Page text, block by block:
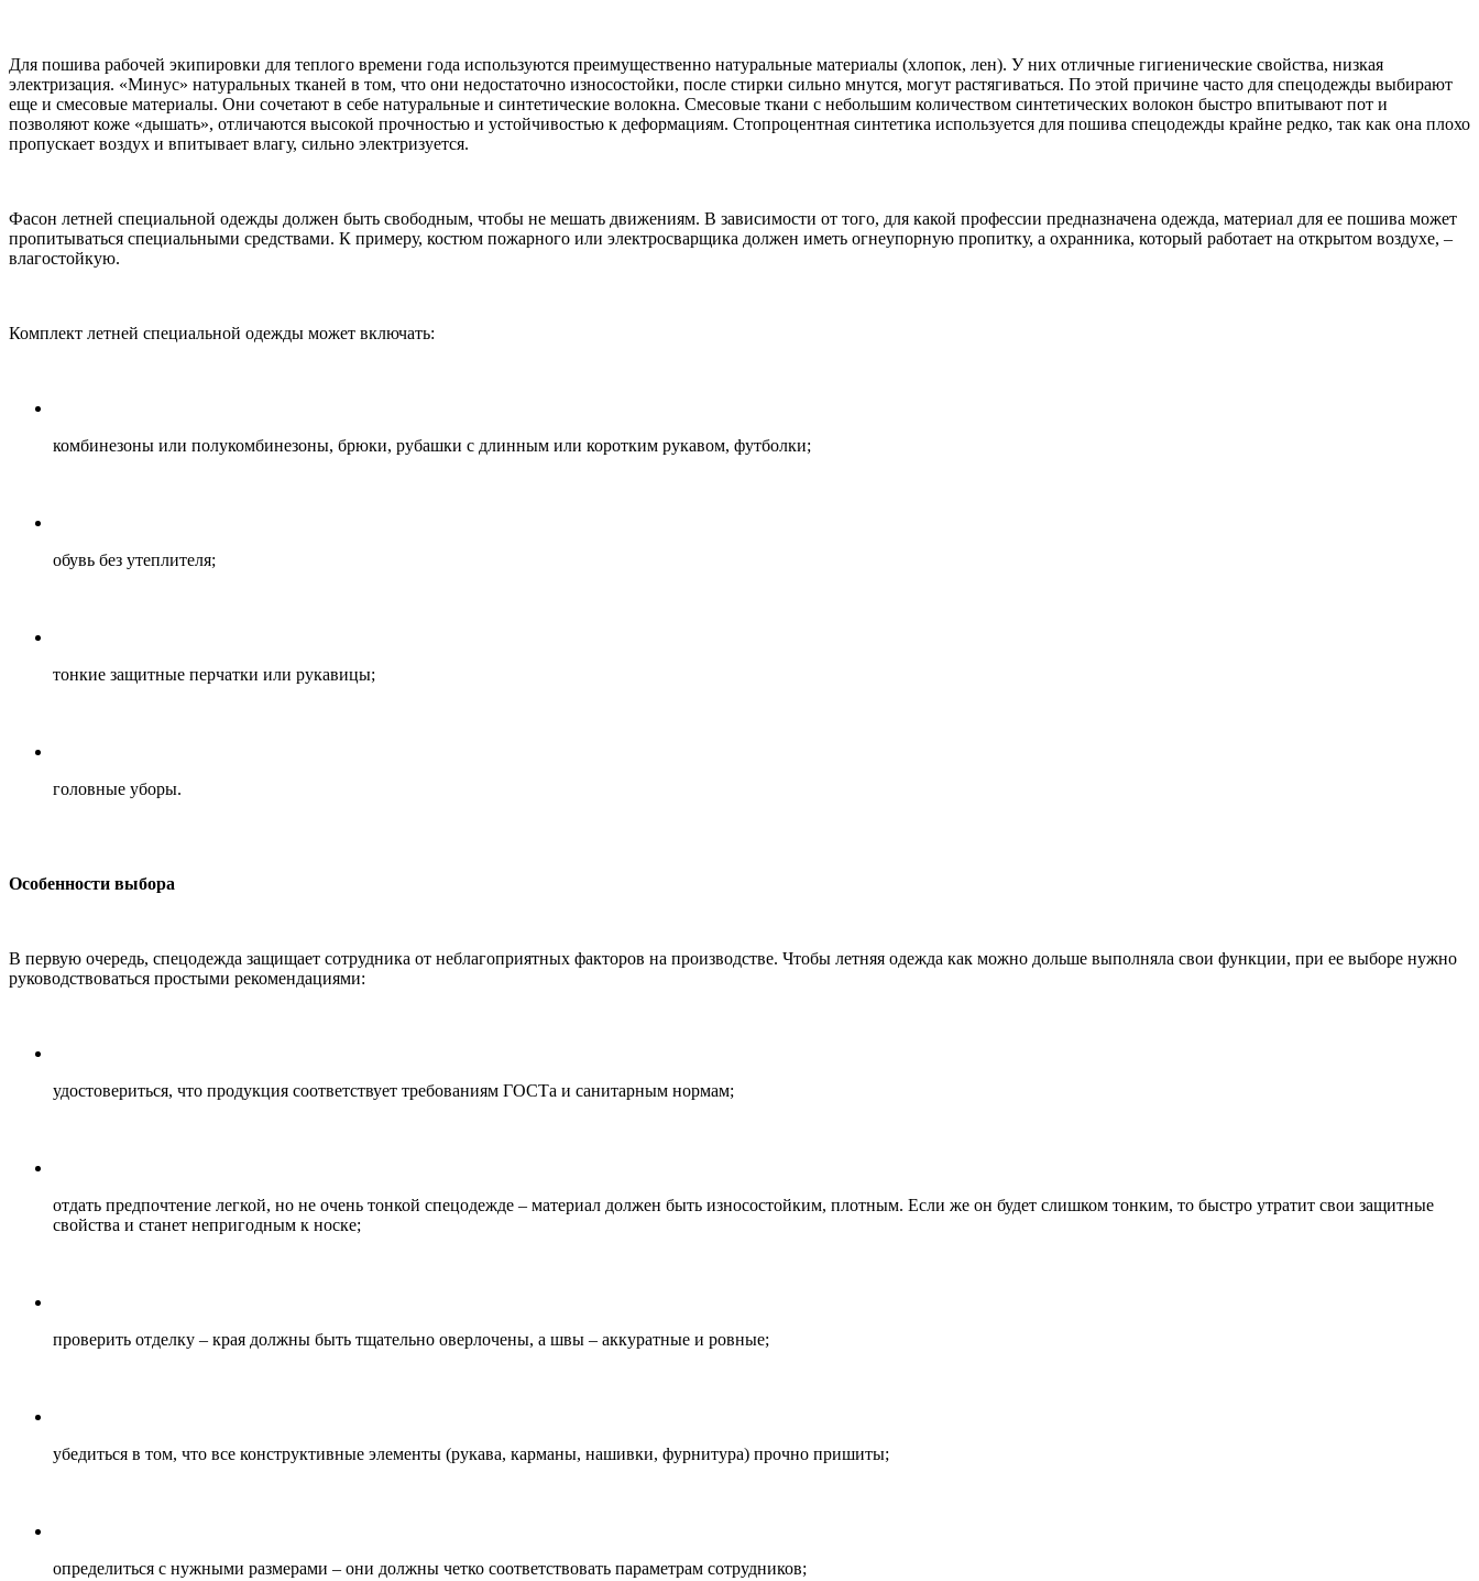
Для пошива рабочей экипировки для теплого времени года используются преимущественно натуральные материалы (хлопок, лен). У них отличные гигиенические свойства, низкая
электризация. «Минус» натуральных тканей в том, что они недостаточно износостойки, после стирки сильно мнутся, могут растягиваться. По этой причине часто для спецодежды выбирают
еще и смесовые материалы. Они сочетают в себе натуральные и синтетические волокна. Смесовые ткани с небольшим количеством синтетических волокон быстро впитывают пот и
позволяют коже «дышать», отличаются высокой прочностью и устойчивостью к деформациям. Стопроцентная синтетика используется для пошива спецодежды крайне редко, так как она плохо
пропускает воздух и впитывает влагу, сильно электризуется.
Фасон летней специальной одежды должен быть свободным, чтобы не мешать движениям. В зависимости от того, для какой профессии предназначена одежда, материал для ее пошива может
пропитываться специальными средствами. К примеру, костюм пожарного или электросварщика должен иметь огнеупорную пропитку, а охранника, который работает на открытом воздухе, –
влагостойкую.
Комплект летней специальной одежды может включать:
комбинезоны или полукомбинезоны, брюки, рубашки с длинным или коротким рукавом, футболки;
обувь без утеплителя;
тонкие защитные перчатки или рукавицы;
головные уборы.
Особенности выбора
В первую очередь, спецодежда защищает сотрудника от неблагоприятных факторов на производстве. Чтобы летняя одежда как можно дольше выполняла свои функции, при ее выборе нужно
руководствоваться простыми рекомендациями:
удостовериться, что продукция соответствует требованиям ГОСТа и санитарным нормам;
отдать предпочтение легкой, но не очень тонкой спецодежде – материал должен быть износостойким, плотным. Если же он будет слишком тонким, то быстро утратит свои защитные
свойства и станет непригодным к носке;
проверить отделку – края должны быть тщательно оверлочены, а швы – аккуратные и ровные;
убедиться в том, что все конструктивные элементы (рукава, карманы, нашивки, фурнитура) прочно пришиты;
определиться с нужными размерами – они должны четко соответствовать параметрам сотрудников;